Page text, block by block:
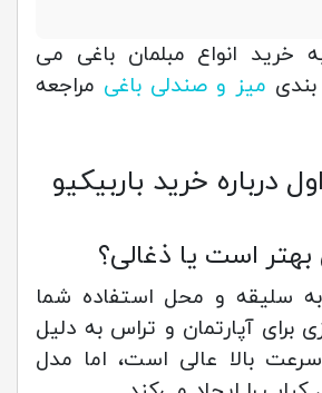
خرید انواع مبلمان باغی می
میز و صندلی باغی مراجعه
درباره خرید باربیکیو
بهتر است یا ذغالی؟
سلیقه و محل استفاده شما
برای آپارتمان و تراس به دلیل
بالا عالی است، اما مدل